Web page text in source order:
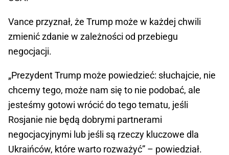
Vance przyznał, że Trump może w każdej chwili
zmienić zdanie w zależności od przebiegu
negocjacji.
„Prezydent Trump może powiedzieć: słuchajcie, nie
chcemy tego, może nam się to nie podobać, ale
jesteśmy gotowi wrócić do tego tematu, jeśli
Rosjanie nie będą dobrymi partnerami
negocjacyjnymi lub jeśli są rzeczy kluczowe dla
Ukraińców, które warto rozważyć” – powiedział.